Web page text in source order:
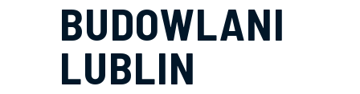
BUDOWLANI
LUBLIN